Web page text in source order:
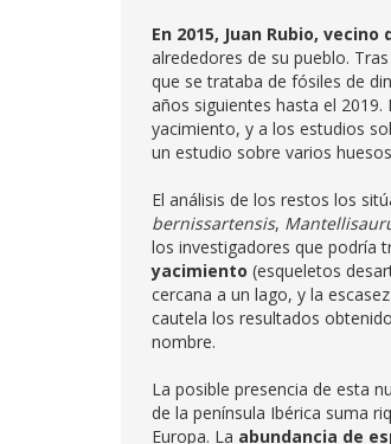
En 2015, Juan Rubio,
alrededores de su pueblo.
que se trataba de fósiles de
años siguientes hasta el
yacimiento, y a los estudios
un estudio sobre varios
El análisis de los restos los
bernissartensis,
los investigadores que podría
yacimiento (esqueletos
cercana a un lago, y la
cautela los resultados
nombre.
La posible presencia de esta
de la península Ibérica suma
Europa. La abundancia de